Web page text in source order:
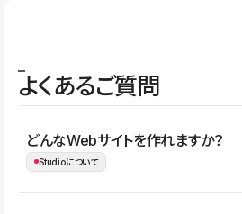
よくあるご質問
どんなWebサイトを作れますか？
Studioについて